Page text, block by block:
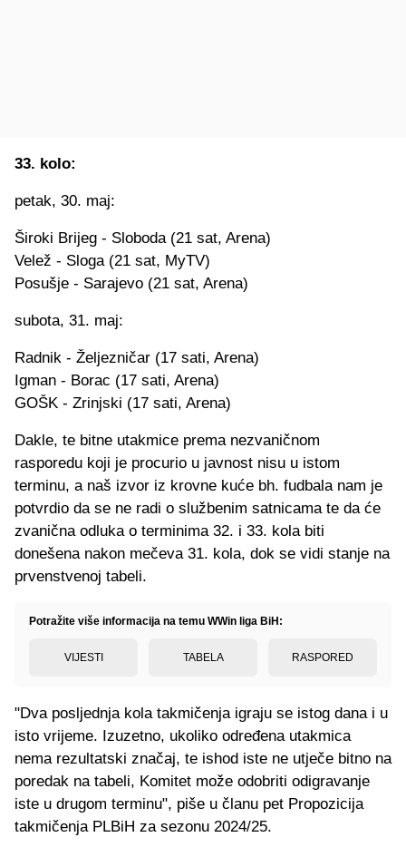
33. kolo:
petak, 30. maj:
Široki Brijeg - Sloboda (21 sat, Arena)
Velež - Sloga (21 sat, MyTV)
Posušje - Sarajevo (21 sat, Arena)
subota, 31. maj:
Radnik - Željezničar (17 sati, Arena)
Igman - Borac (17 sati, Arena)
GOŠK - Zrinjski (17 sati, Arena)
Dakle, te bitne utakmice prema nezvaničnom
rasporedu koji je procurio u javnost nisu u istom
terminu, a naš izvor iz krovne kuće bh. fudbala nam je
potvrdio da se ne radi o službenim satnicama te da će
zvanična odluka o terminima 32. i 33. kola biti
donešena nakon mečeva 31. kola, dok se vidi stanje na
prvenstvenoj tabeli.
Potražite više informacija na temu WWin liga BiH:
VIJESTI TABELA RASPORED
"Dva posljednja kola takmičenja igraju se istog dana i u
isto vrijeme. Izuzetno, ukoliko određena utakmica
nema rezultatski značaj, te ishod iste ne utječe bitno na
poredak na tabeli, Komitet može odobriti odigravanje
iste u drugom terminu", piše u članu pet Propozicija
takmičenja PLBiH za sezonu 2024/25.